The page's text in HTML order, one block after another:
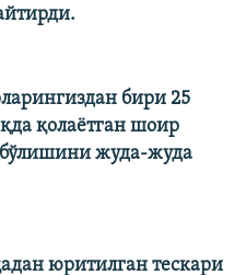
бири 25
қолаётган шоир
жуда-жуда
юритилган тескари